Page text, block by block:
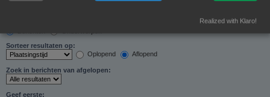
Sorteer resultaten op:
Oplopend
Aflopend
Zoek in berichten van afgelopen:
Geef eerste:
Realized with Klaro!